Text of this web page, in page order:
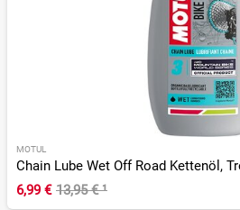
MOTUL
Chain Lube Wet Off Road Kettenöl,
6,99 € 13,95 €¹